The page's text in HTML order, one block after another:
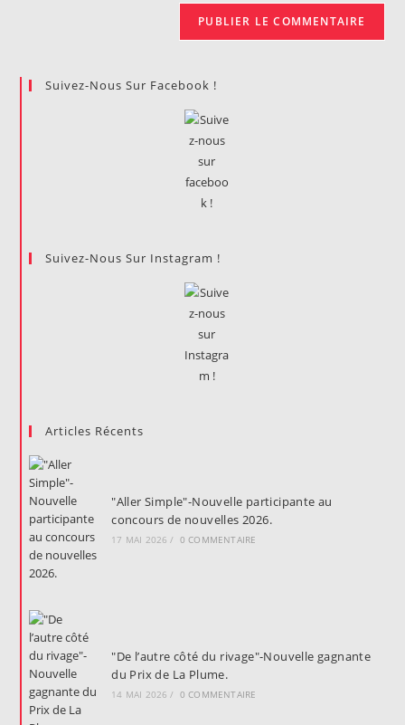
Suivez-Nous Sur Facebook !
Suivez-Nous Sur Instagram !
Articles Récents
"Aller Simple"-Nouvelle participante au
concours de nouvelles 2026.
17 MAI 2026 / 0 COMMENTAIRE
"De l’autre côté du rivage"-Nouvelle gagnante
du Prix de La Plume.
14 MAI 2026 / 0 COMMENTAIRE